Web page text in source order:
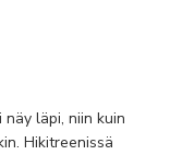
läpi, niin kuin
Hikitreenissä